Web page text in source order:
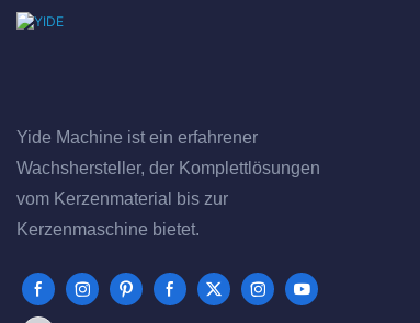
Yide Machine ist ein erfahrener
Wachshersteller, der Komplettlösungen
vom Kerzenmaterial bis zur
Kerzenmaschine bietet.